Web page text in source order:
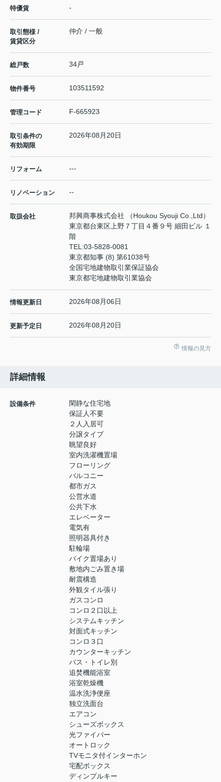
特優賃 -
取引態様 /
賃貸区分
仲介 / 一般
総戸数 34戸
物件番号 103511592
管理コード F-665923
取引条件の
有効期限
2026年08月20日
リフォーム ---
リノベーション --
取扱会社
邦興商事株式会社 （Houkou Syouji Co.,Ltd）
東京都台東区上野７丁目４番９号 細田ビル １
階
TEL:03-5828-0081
東京都知事 (8) 第61038号
全国宅地建物取引業保証協会
東京都宅地建物取引業協会
情報更新日 2026年08月06日
更新予定日 2026年08月20日
情報の見方
詳細情報
設備条件
閑静な住宅地
保証人不要
２人入居可
分譲タイプ
眺望良好
室内洗濯機置場
フローリング
バルコニー
都市ガス
公営水道
公共下水
エレベーター
電気有
照明器具付き
駐輪場
バイク置場あり
敷地内ごみ置き場
耐震構造
外観タイル張り
ガスコンロ
コンロ２口以上
システムキッチン
対面式キッチン
コンロ３口
カウンターキッチン
バス・トイレ別
追焚機能浴室
浴室乾燥機
温水洗浄便座
独立洗面台
エアコン
シューズボックス
光ファイバー
オートロック
TVモニタ付インターホン
宅配ボックス
ディンプルキー